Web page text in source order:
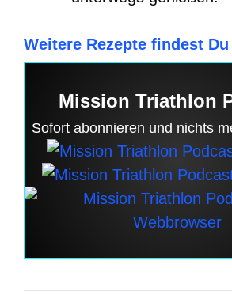
Weitere Rezepte findest Du
Mission Triathlon
Sofort abonnieren und nichts